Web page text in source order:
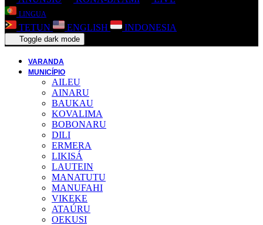
LINGUA
TETUN ENGLISH INDONESIA
Toggle dark mode
VARANDA
MUNICÍPIO
AILEU
AINARU
BAUKAU
KOVALIMA
BOBONARU
DILI
ERMERA
LIKISÁ
LAUTEIN
MANATUTU
MANUFAHI
VIKEKE
ATAÚRU
OEKUSI